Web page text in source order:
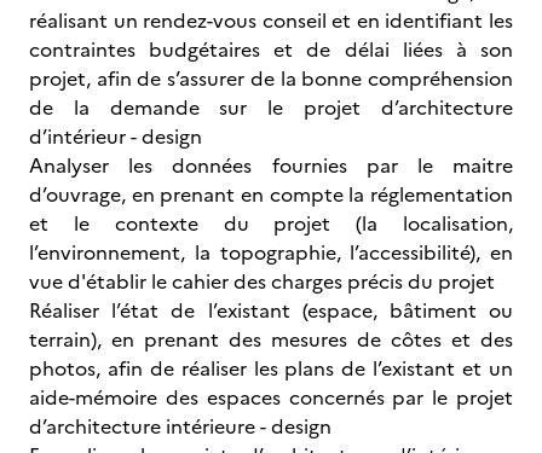
réalisant un rendez-vous conseil et en identifiant les
contraintes budgétaires et de délai liées à son
projet, afin de s’assurer de la bonne compréhension
de la demande sur le projet d’architecture
d’intérieur - design
Analyser les données fournies par le maitre
d’ouvrage, en prenant en compte la réglementation
et le contexte du projet (la localisation,
l’environnement, la topographie, l’accessibilité), en
vue d'établir le cahier des charges précis du projet
Réaliser l’état de l’existant (espace, bâtiment ou
terrain), en prenant des mesures de côtes et des
photos, afin de réaliser les plans de l’existant et un
aide-mémoire des espaces concernés par le projet
d’architecture intérieure - design